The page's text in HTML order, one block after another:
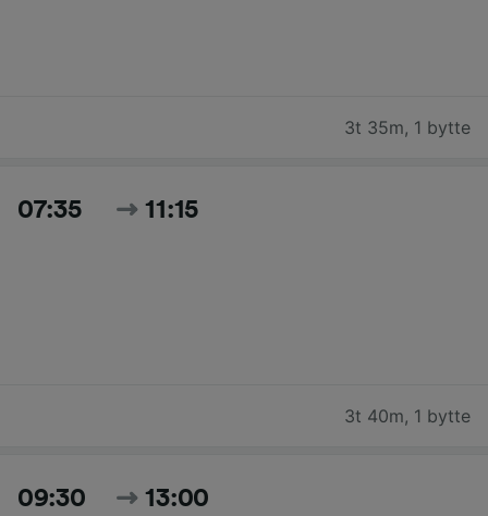
3t 35m, 1 bytte
07:35 11:15
3t 40m, 1 bytte
09:30 13:00